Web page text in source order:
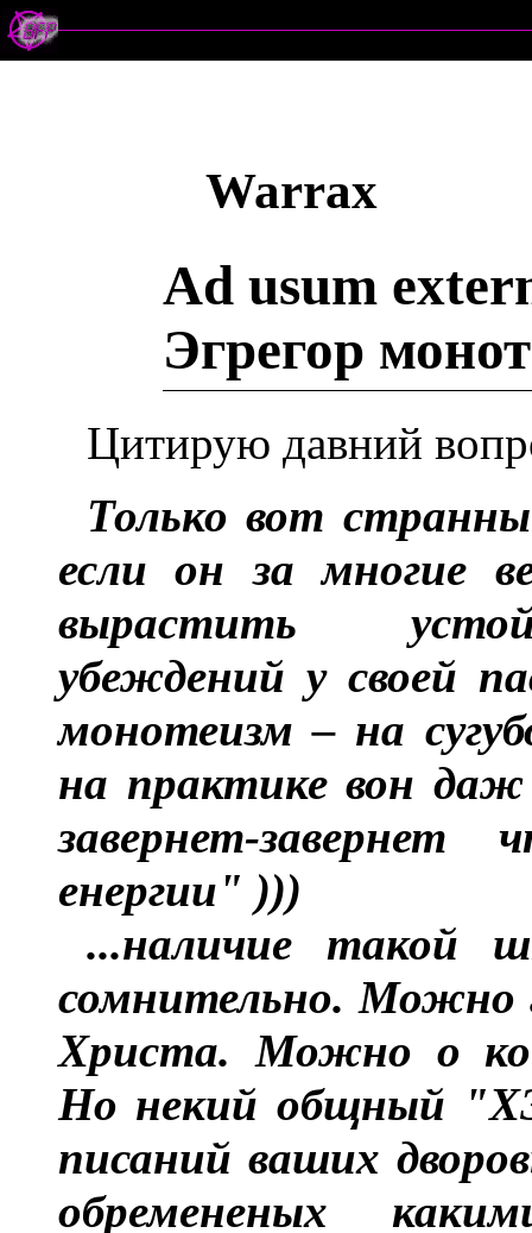
Warrax
Ad usum
Эгрегор
Цитирую давний
Только вот
если он за многие
вырастить
убеждений у своей
монотеизм – на
на практике вон
завернет-
енергии" )))
...наличие такой
сомнительно. Можно
Христа. Можно о
Но некий общный
писаний ваших
обремененых